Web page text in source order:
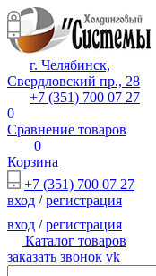
г. Челябинск,
Свердловский пр., 28
+7 (351) 700 07 27
0
Сравнение товаров
0
Корзина
+7 (351) 700 07 27
вход /регистрация
вход /регистрация
Каталог товаров
заказать звонок vk